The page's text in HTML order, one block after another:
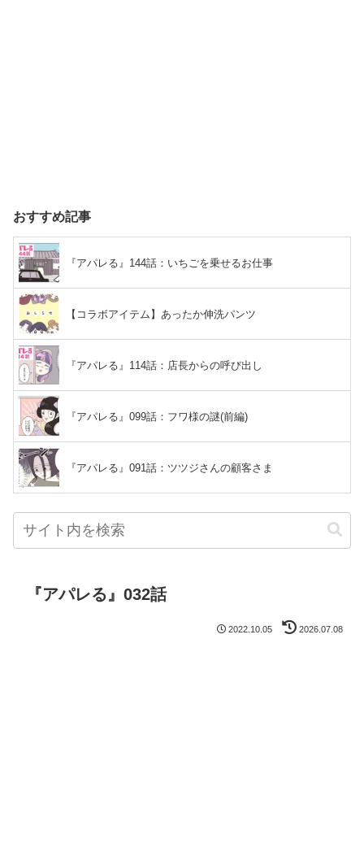
おすすめ記事
『アパレる』144話：いちごを乗せるお仕事
【コラボアイテム】あったか伸洗パンツ
『アパレる』114話：店長からの呼び出し
『アパレる』099話：フワ様の謎(前編)
『アパレる』091話：ツツジさんの顧客さま
『アパレる』032話
2022.10.05 2026.07.08